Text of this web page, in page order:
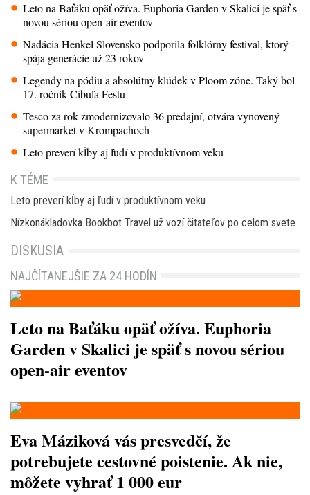
Leto na Baťáku opäť ožíva. Euphoria Garden v Skalici je späť s
novou sériou open-air eventov
Nadácia Henkel Slovensko podporila folklórny festival, ktorý
spája generácie už 23 rokov
Legendy na pódiu a absolútny klúdek v Ploom zóne. Taký bol
17. ročník Cibuľa Festu
Tesco za rok zmodernizovalo 36 predajní, otvára vynovený
supermarket v Krompachoch
Leto preverí kĺby aj ľudí v produktívnom veku
K TÉME
Leto preverí kĺby aj ľudí v produktívnom veku
Nízkonákladovka Bookbot Travel už vozí čitateľov po celom svete
DISKUSIA
NAJČÍTANEJŠIE ZA 24 HODÍN
Leto na Baťáku opäť ožíva. Euphoria
Garden v Skalici je späť s novou sériou
open-air eventov
Eva Máziková vás presvedčí, že
potrebujete cestovné poistenie. Ak nie,
môžete vyhrať 1 000 eur